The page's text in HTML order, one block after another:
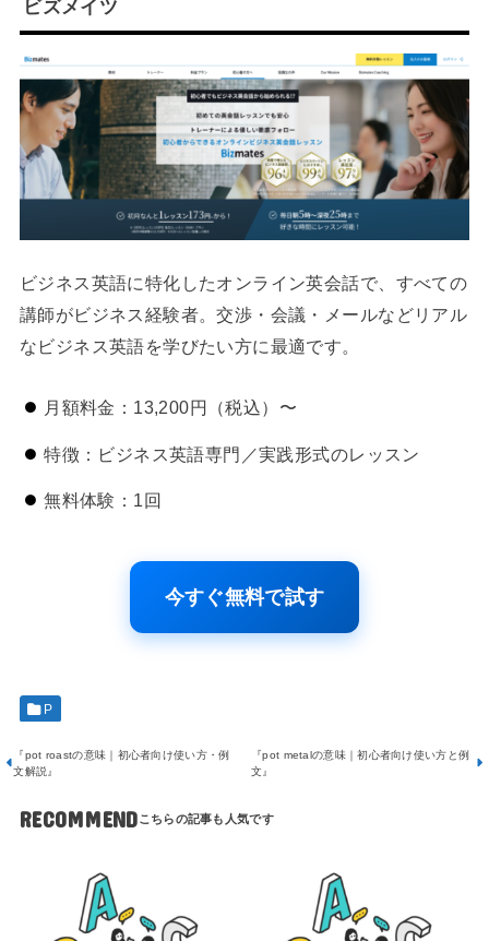
ビズメイツ
ビジネス英語に特化したオンライン英会話で、すべての
講師がビジネス経験者。交渉・会議・メールなどリアル
なビジネス英語を学びたい方に最適です。
月額料金：13,200円（税込）〜
特徴：ビジネス英語専門／実践形式のレッスン
無料体験：1回
今すぐ無料で試す
P
『pot roastの意味｜初心者向け使い方・例
文解説』
『pot metalの意味｜初心者向け使い方と例
文』
RECOMMEND